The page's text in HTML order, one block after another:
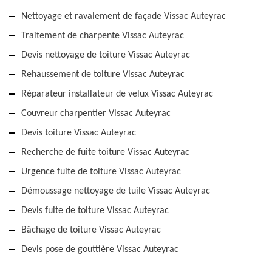
Nettoyage et ravalement de façade Vissac Auteyrac
Traitement de charpente Vissac Auteyrac
Devis nettoyage de toiture Vissac Auteyrac
Rehaussement de toiture Vissac Auteyrac
Réparateur installateur de velux Vissac Auteyrac
Couvreur charpentier Vissac Auteyrac
Devis toiture Vissac Auteyrac
Recherche de fuite toiture Vissac Auteyrac
Urgence fuite de toiture Vissac Auteyrac
Démoussage nettoyage de tuile Vissac Auteyrac
Devis fuite de toiture Vissac Auteyrac
Bâchage de toiture Vissac Auteyrac
Devis pose de gouttière Vissac Auteyrac